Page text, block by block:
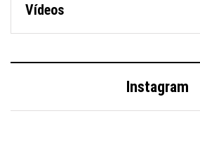
Vídeos
Instagram